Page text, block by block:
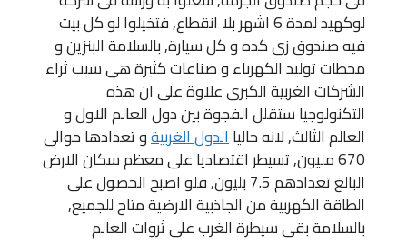
لوكهيد لمدة 6 اشهر بلا انقطاع, فتخيلوا لو كل بيت
فيه صندوق زى كده و كل سيارة, بالسلامة البنزين و
محطات توليد الكهرباء و صناعات كثيرة هى سبب ثراء
الشركات الغربية الكبرى علاوة على ان هذه
التكنولوجيا ستقلل الفجوة بين دول العالم الاول و
العالم الثالث, لانه حالياالدول الغربيةو تعدادها حوالى
670 مليون, تسيطر اقتصاديا على معظم سكان الارض
البالغ تعدادهم 7.5 بليون, فلو اصبح الحصول على
الطاقة الكهربية من الجاذبية الارضية متاح للجميع,
بالسلامة بقى سيطرة الغرب على ثروات العالم